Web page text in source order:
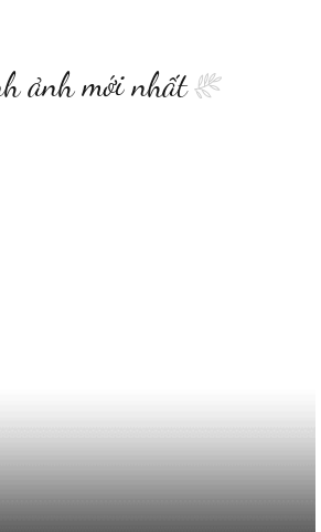
ảnh mới nhất